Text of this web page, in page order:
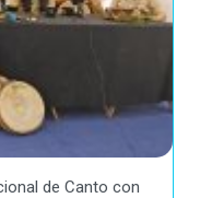
de Canto con